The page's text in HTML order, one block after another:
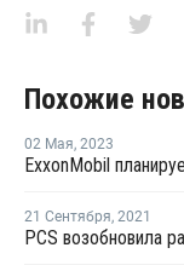
Похожие
02 Мая, 2023
21 Сентября, 2021